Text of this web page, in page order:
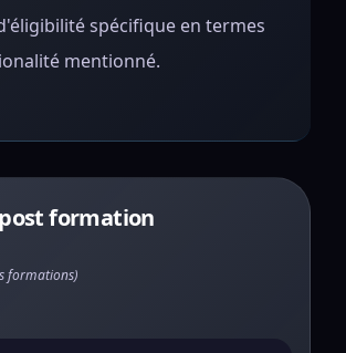
spécifique en termes
mentionné.
formation
formations)